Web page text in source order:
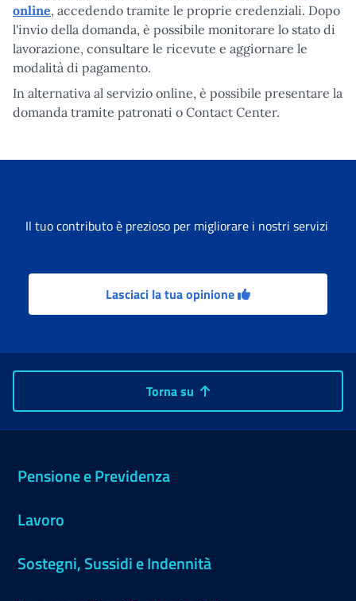
online, accedendo tramite le proprie credenziali. Dopo
l'invio della domanda, è possibile monitorare lo stato di
lavorazione, consultare le ricevute e aggiornare le
modalità di pagamento.
In alternativa al servizio online, è possibile presentare la
domanda tramite patronati o Contact Center.
Il tuo contributo è prezioso per migliorare i nostri servizi
Lasciaci la tua opinione
Torna su
Pensione e Previdenza
Lavoro
Sostegni, Sussidi e Indennità